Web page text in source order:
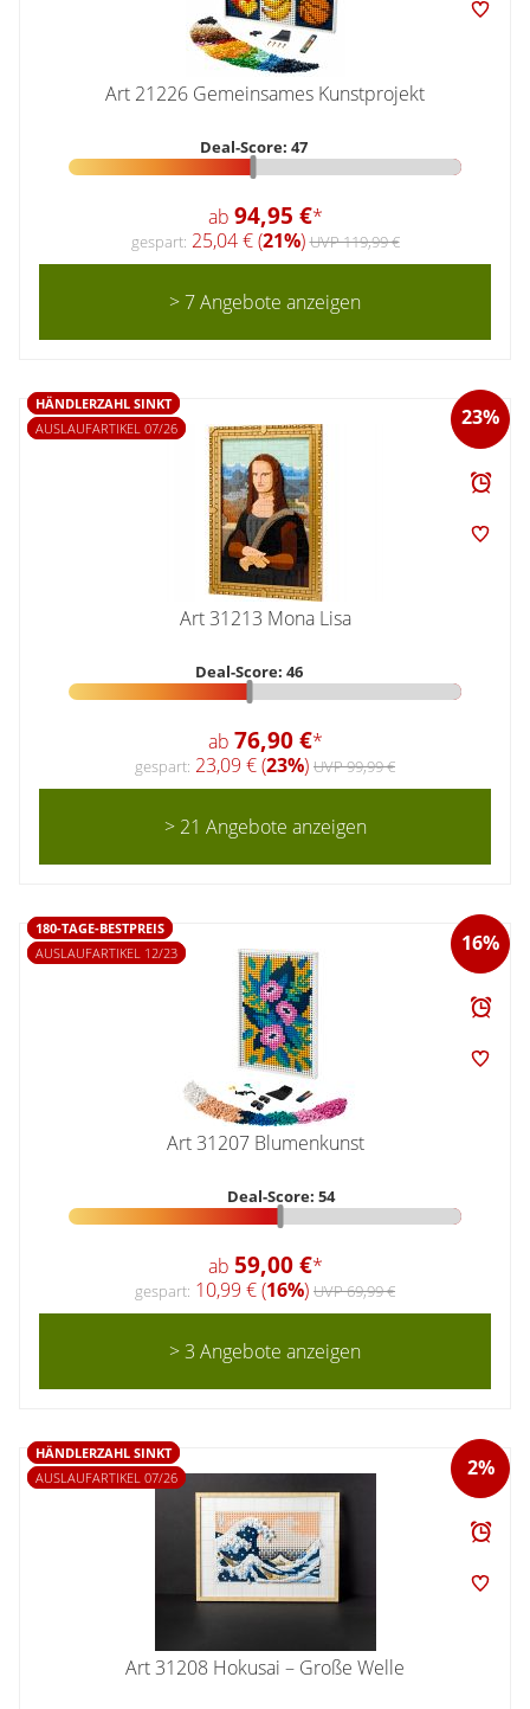
Art 21226 Gemeinsames Kunstprojekt
Deal-Score: 47
ab 94,95 €*
gespart: 25,04 € (21%)UVP 119,99 €
> 7 Angebote anzeigen
23%
HÄNDLERZAHL SINKT
AUSLAUFARTIKEL 07/26
Art 31213 Mona Lisa
Deal-Score: 46
ab 76,90 €*
gespart: 23,09 € (23%) UVP 99,99 €
> 21 Angebote anzeigen
16%
180-TAGE-BESTPREIS
AUSLAUFARTIKEL 12/23
Art 31207 Blumenkunst
Deal-Score: 54
ab 59,00 €*
gespart: 10,99 € (16%) UVP 69,99 €
> 3 Angebote anzeigen
2%
HÄNDLERZAHL SINKT
AUSLAUFARTIKEL 07/26
Art 31208 Hokusai – Große Welle